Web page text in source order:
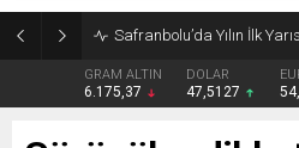
Safranbolu’da İki Otomobil
GRAM ALTIN
6.175,37
DOLAR
47,5127